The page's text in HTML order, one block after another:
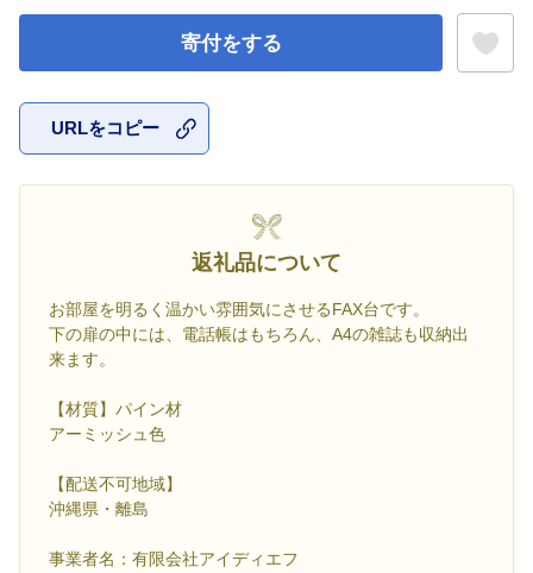
寄付をする
URLをコピー
返礼品について
お部屋を明るく温かい雰囲気にさせるFAX台です。
下の扉の中には、電話帳はもちろん、A4の雑誌も収納出
来ます。
【材質】パイン材
アーミッシュ色
【配送不可地域】
沖縄県・離島
事業者名：有限会社アイディエフ